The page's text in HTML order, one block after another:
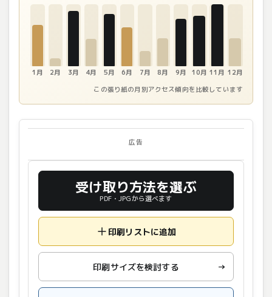
1月 2月 3月 4月 5月 6月 7月 8月 9月 10月 11月 12月
この張り紙の月別アクセス傾向を比較しています
広告
受け取り方法を選ぶ
PDF・JPGから選べます
印刷リストに追加
印刷サイズを検討する →